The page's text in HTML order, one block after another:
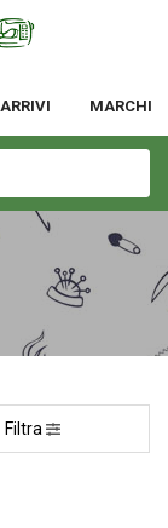
MARCHI
Filtra